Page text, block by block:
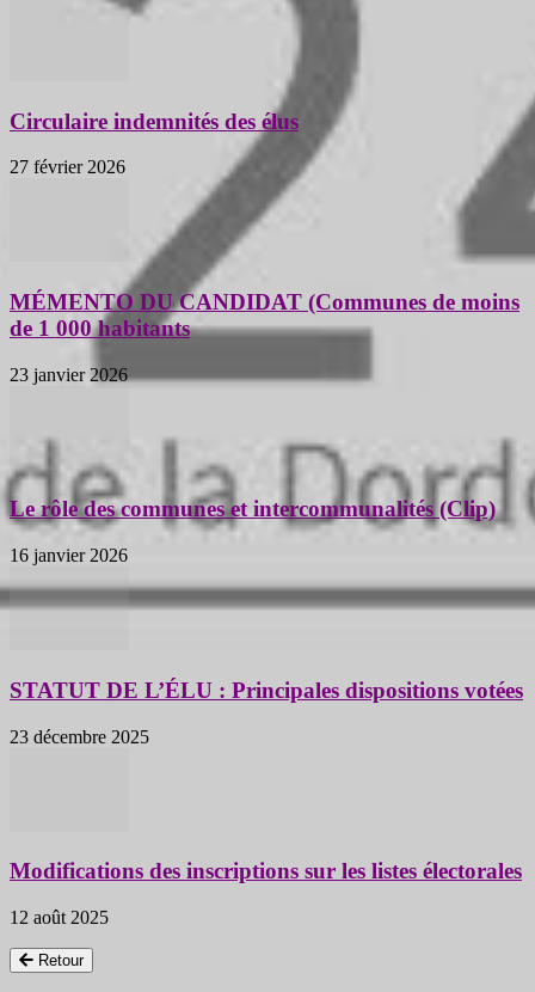
Circulaire indemnités des élus
27 février 2026
MÉMENTO DU CANDIDAT (Communes de moins
de 1 000 habitants
23 janvier 2026
Le rôle des communes et intercommunalités (Clip)
16 janvier 2026
STATUT DE L’ÉLU : Principales dispositions votées
23 décembre 2025
Modifications des inscriptions sur les listes électorales
12 août 2025
Retour